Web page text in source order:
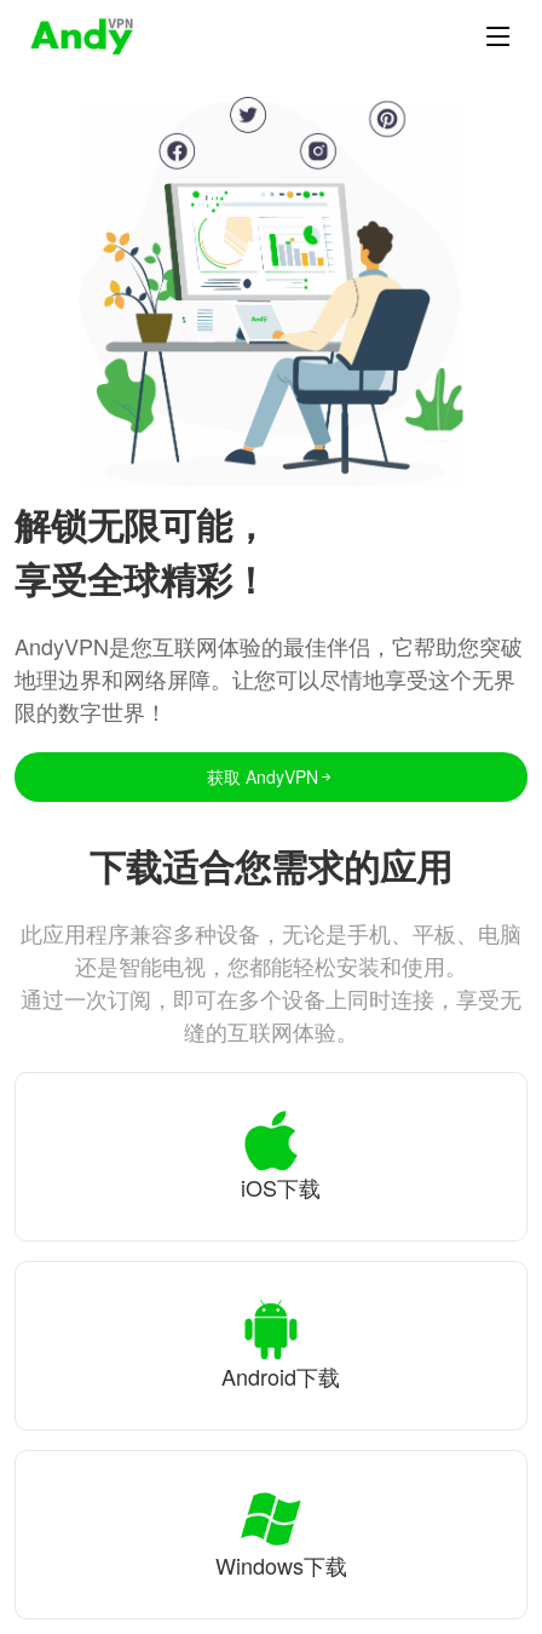
解锁无限可能，
享受全球精彩！
AndyVPN是您互联网体验的最佳伴侣，它帮助您突破
地理边界和网络屏障。让您可以尽情地享受这个无界
限的数字世界！
获取 AndyVPN
下载适合您需求的应用
此应用程序兼容多种设备，无论是手机、平板、电脑
还是智能电视，您都能轻松安装和使用。
通过一次订阅，即可在多个设备上同时连接，享受无
缝的互联网体验。
iOS下载
Android下载
Windows下载